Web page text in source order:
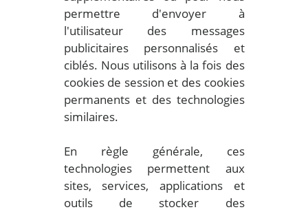
permettre d'envoyer à
l'utilisateur des messages
publicitaires personnalisés et
ciblés. Nous utilisons à la fois des
cookies de session et des cookies
permanents et des technologies
similaires.
En règle générale, ces
technologies permettent aux
sites, services, applications et
outils de stocker des